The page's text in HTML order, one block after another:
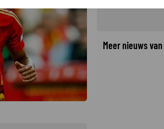
Meer nieuws